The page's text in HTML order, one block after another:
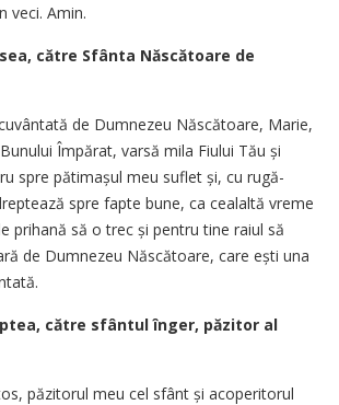
veci. Amin.
către Sfânta Născătoare de
de Dum­­ne­­zeu Născătoare, Marie,
Împărat, varsă mila Fiu­lui Tău și
spre pătimașul meu suflet și, cu ru­gă­
spre fapte bu­ne, ca cealaltă vreme
prihană să o trec și pen­tru tine raiul să
de Dum­nezeu Năs­­cătoare, care ești una
către sfântul înger, păzitor al
păzitorul meu cel sfânt și acoperitorul